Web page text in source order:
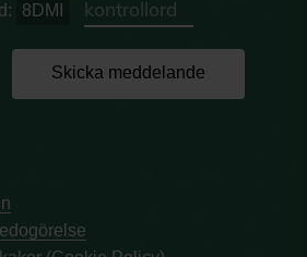
8DMI
Skicka meddelande